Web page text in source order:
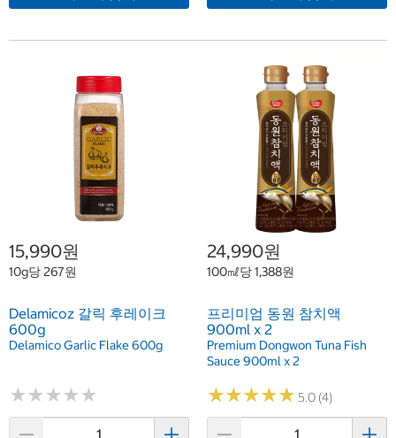
15,990원
10g당 267원
Delamicoz 갈릭 후레이크
600g
Delamico Garlic Flake 600g
★★★★★
★★★★★
24,990원
100㎖당 1,388원
프리미엄 동원 참치액
900ml x 2
Premium Dongwon Tuna Fish
Sauce 900ml x 2
★★★★★
★★★★★ 5.0 (4)